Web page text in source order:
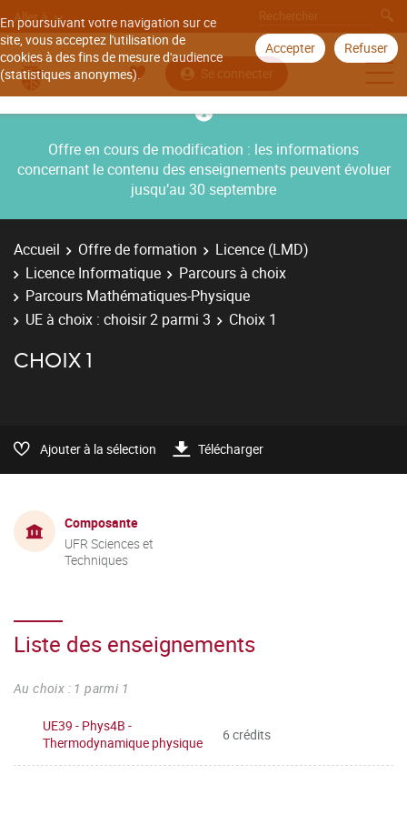
En poursuivant votre navigation sur ce
site, vous acceptez l'utilisation de
cookies à des fins de mesure d'audience
(statistiques anonymes).
Accepter Refuser
Aller à
Se connecter
Offre en cours de modification : les informations
concernant le contenu des enseignements peuvent évoluer
jusqu’au 30 septembre
Accueil Offre de formation
Licence (LMD)
Licence Informatique
Parcours à choix
Parcours Mathématiques-Physique
UE à choix : choisir 2 parmi 3
Choix 1
CHOIX 1
Ajouter à la sélection Télécharger
Composante
UFR Sciences et
Techniques
Liste des enseignements
Au choix : 1 parmi 1
UE39 - Phys4B -
Thermodynamique physique
6 crédits